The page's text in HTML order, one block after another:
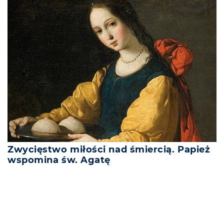
Zwycięstwo miłości nad śmiercią. Papież
wspomina św. Agatę